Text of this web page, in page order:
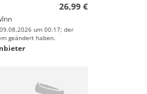
26,99 €
um 00:17; der
geändert haben.